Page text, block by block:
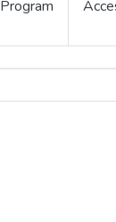
Program